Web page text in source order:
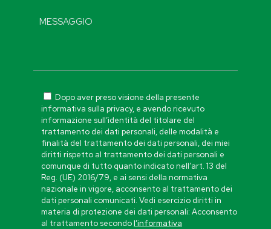
Dopo aver preso visione della presente
informativa sulla privacy, e avendo ricevuto
informazione sull’identità del titolare del
trattamento dei dati personali, delle modalità e
finalità del trattamento dei dati personali, dei miei
diritti rispetto al trattamento dei dati personali e
comunque di tutto quanto indicato nell’art. 13 del
Reg. (UE) 2016/79, e ai sensi della normativa
nazionale in vigore, acconsento al trattamento dei
dati personali comunicati. Vedi esercizio diritti in
materia di protezione dei dati personali: Acconsento
al trattamento secondol’informativa